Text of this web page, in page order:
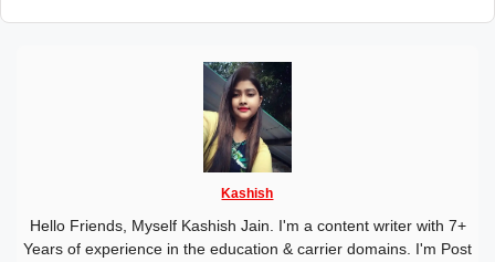
Kashish
Hello Friends, Myself Kashish Jain. I'm a content writer with 7+
Years of experience in the education & carrier domains. I'm Post